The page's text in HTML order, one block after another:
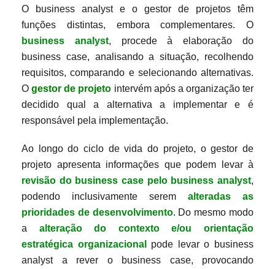
O business analyst e o gestor de projetos têm
funções distintas, embora complementares. O
business analyst, procede à elaboração do
business case, analisando a situação, recolhendo
requisitos, comparando e selecionando alternativas.
Ogestor de projeto intervém após a organização ter
decidido qual a alternativa a implementar e é
responsável pela implementação.
Ao longo do ciclo de vida do projeto, o gestor de
projeto apresenta informações que podem levar à
revisão do business case pelo business analyst,
podendo inclusivamente serem alteradas as
prioridades de desenvolvimento. Do mesmo modo
a alteração do contexto e/ou orientação
estratégica organizacional
pode levar o business
analyst a rever o business case, provocando